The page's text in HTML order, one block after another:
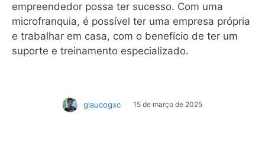
empreendedor possa ter sucesso. Com uma
microfranquia, é possível ter uma empresa própria
e trabalhar em casa, com o benefício de ter um
suporte e treinamento especializado.
glaucogxc 15 de março de 2025